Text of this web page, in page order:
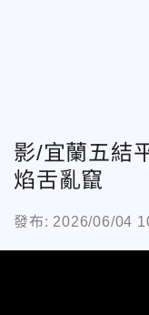
影/宜蘭五結
焰舌亂竄
發布: 2026/06/04